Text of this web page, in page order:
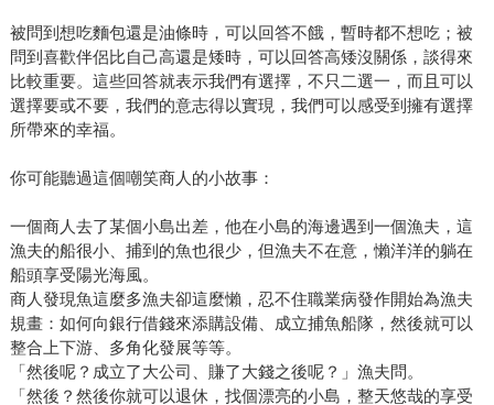
被問到想吃麵包還是油條時，可以回答不餓，暫時都不想吃；被
問到喜歡伴侶比自己高還是矮時，可以回答高矮沒關係，談得來
比較重要。這些回答就表示我們有選擇，不只二選一，而且可以
選擇要或不要，我們的意志得以實現，我們可以感受到擁有選擇
所帶來的幸福。
你可能聽過這個嘲笑商人的小故事：
一個商人去了某個小島出差，他在小島的海邊遇到一個漁夫，這
漁夫的船很小、捕到的魚也很少，但漁夫不在意，懶洋洋的躺在
船頭享受陽光海風。
商人發現魚這麼多漁夫卻這麼懶，忍不住職業病發作開始為漁夫
規畫：如何向銀行借錢來添購設備、成立捕魚船隊，然後就可以
整合上下游、多角化發展等等。
「然後呢？成立了大公司、賺了大錢之後呢？」漁夫問。
「然後？然後你就可以退休，找個漂亮的小島，整天悠哉的享受